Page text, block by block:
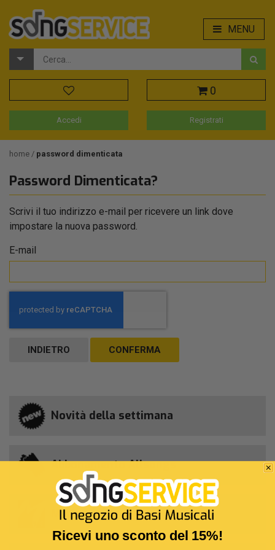
MENU
0
Accedi Registrati
home password dimenticata
Password Dimenticata?
Scrivi il tuo indirizzo e-mail per ricevere un link dove
impostare la nuova password.
E-mail
INDIETRO CONFERMA
Novità della settimana
Abbonamento Allsongs
M-Live
Ricevi uno sconto del 15%!